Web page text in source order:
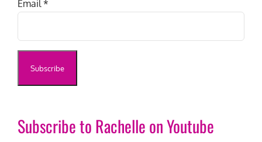
Email*
Subscribe to Rachelle on Youtube